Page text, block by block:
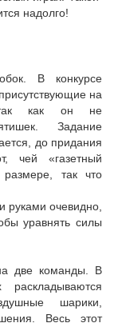
надолго!
В конкурсе
на
так как он не
Задание
до придания
чей «газетный
так что
очевидно,
уравнять силы
две команды. В
шарики,
Весь этот